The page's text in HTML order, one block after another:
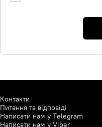
Контакти
Питання та відповіді
Написати нам у Telegram
Написати нам у Viber